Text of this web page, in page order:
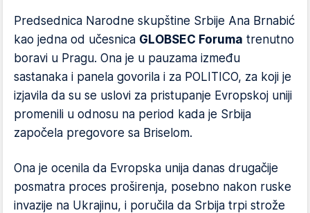
Predsednica Narodne skupštine Srbije Ana Brnabić
kao jedna od učesnica GLOBSEC Foruma trenutno
boravi u Pragu. Ona je u pauzama između
sastanaka i panela govorila i za POLITICO, za koji je
izjavila da su se uslovi za pristupanje Evropskoj uniji
promenili u odnosu na period kada je Srbija
započela pregovore sa Briselom.
Ona je ocenila da Evropska unija danas drugačije
posmatra proces proširenja, posebno nakon ruske
invazije na Ukrajinu, i poručila da Srbija trpi strože